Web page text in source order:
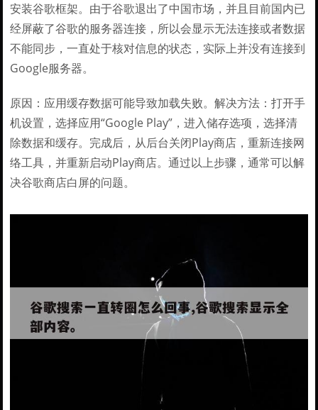
安装谷歌框架。由于谷歌退出了中国市场，并且目前国内已
经屏蔽了谷歌的服务器连接，所以会显示无法连接或者数据
不能同步，一直处于核对信息的状态，实际上并没有连接到
Google服务器。
原因：应用缓存数据可能导致加载失败。解决方法：打开手
机设置，选择应用“Google Play”，进入储存选项，选择清
除数据和缓存。完成后，从后台关闭Play商店，重新连接网
络工具，并重新启动Play商店。通过以上步骤，通常可以解
决谷歌商店白屏的问题。